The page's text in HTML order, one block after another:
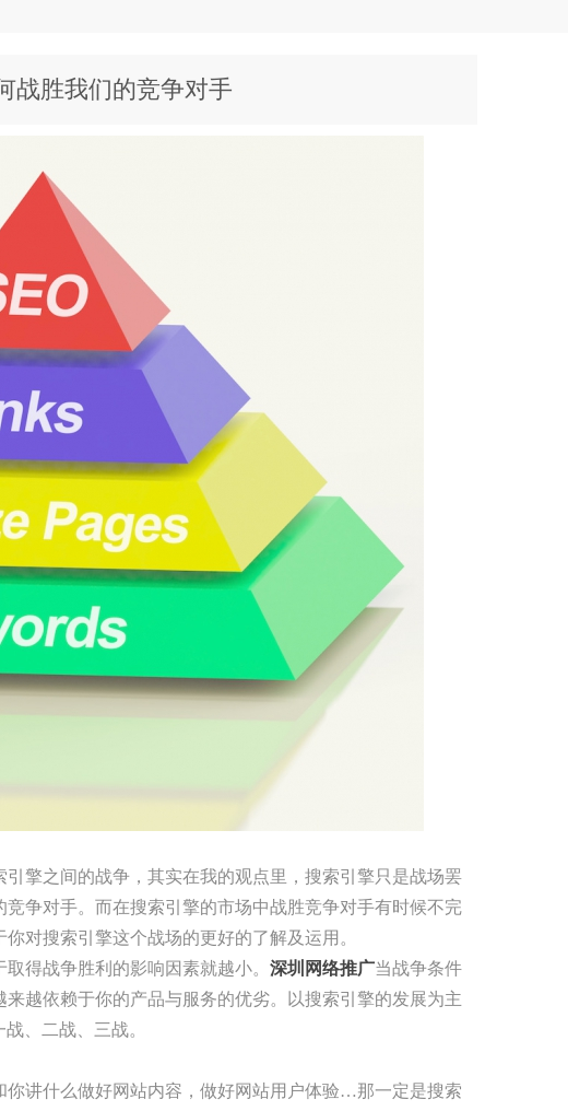
战胜我们的竞争对手
擎之间的战争，其实在我的观点里，搜索引擎只是战场罢
争对手。而在搜索引擎的市场中战胜竞争对手有时候不完
对搜索引擎这个战场的更好的了解及运用。
得战争胜利的影响因素就越小。 深圳网络推广当战争条件
越依赖于你的产品与服务的优劣。以搜索引擎的发展为主
、二战、三战。
讲什么做好网站内容，做好网站用户体验…那一定是搜索